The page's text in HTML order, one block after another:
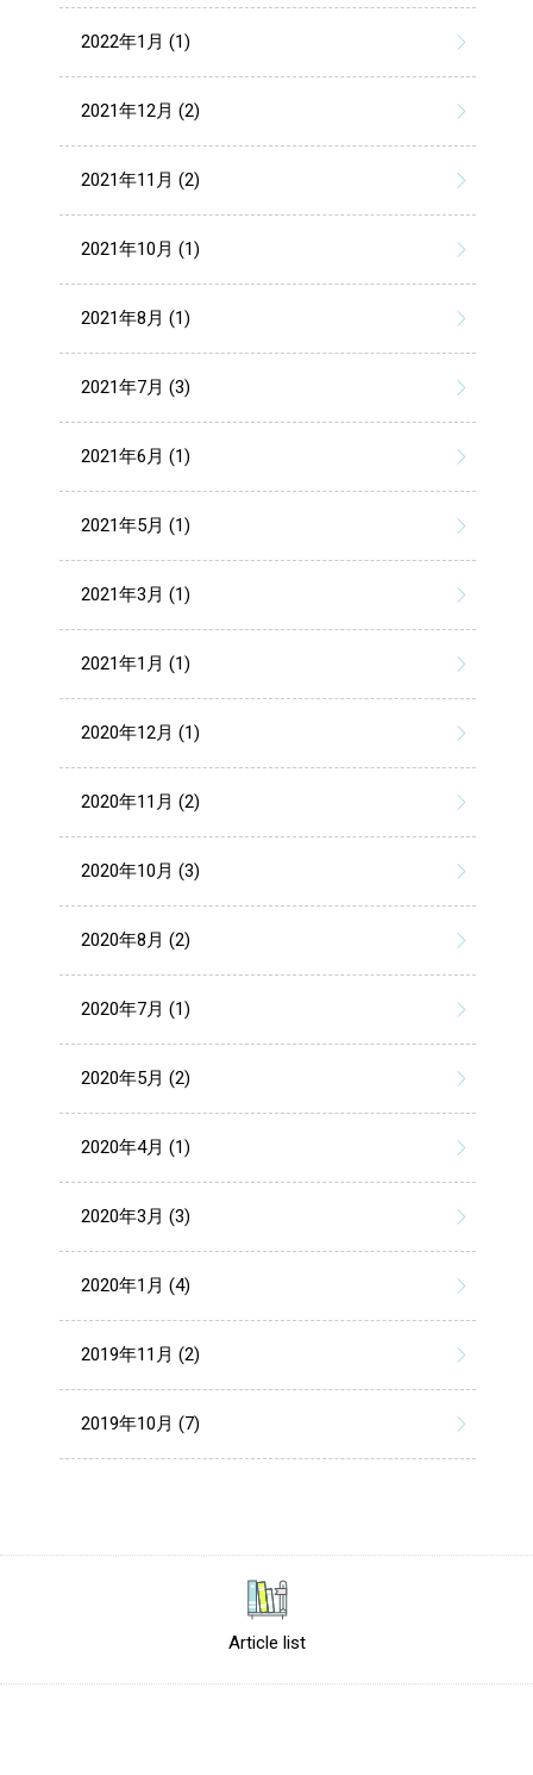
2022年1月 (1)
2021年12月 (2)
2021年11月 (2)
2021年10月 (1)
2021年8月 (1)
2021年7月 (3)
2021年6月 (1)
2021年5月 (1)
2021年3月 (1)
2021年1月 (1)
2020年12月 (1)
2020年11月 (2)
2020年10月 (3)
2020年8月 (2)
2020年7月 (1)
2020年5月 (2)
2020年4月 (1)
2020年3月 (3)
2020年1月 (4)
2019年11月 (2)
2019年10月 (7)
Article list